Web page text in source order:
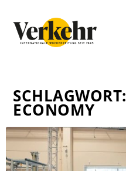
SCHLAGWORT:
ECONOMY